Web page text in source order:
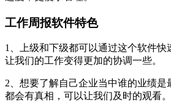
工作周报软件特色
1、上级和下级都可以通过这个软件快
让我们的工作变得更加的协调一些。
2、想要了解自己企业当中谁的业绩是
都会有真相，可以让我们及时的观看。